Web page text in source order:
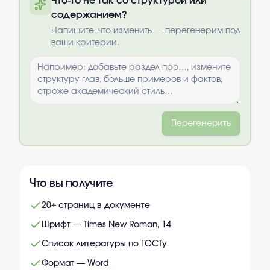
содержанием?
Напишите, что изменить — перегенерим под
ваши критерии.
Перегенерить
Что вы получите
20+ страниц в документе
Шрифт — Times New Roman, 14
Список литературы по ГОСТу
Формат — Word